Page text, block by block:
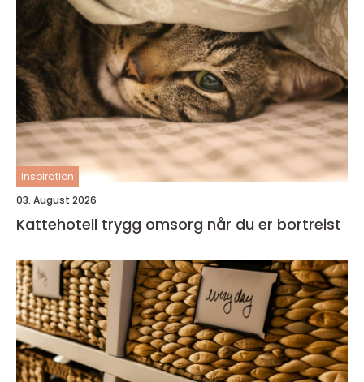
inspiration
03. August 2026
Kattehotell trygg omsorg når du er bortreist